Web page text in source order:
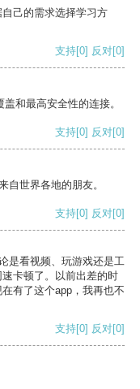
己的需求选择学习方
支持[0] 反对[0]
和最高安全性的连接。
支持[0] 反对[0]
自世界各地的朋友。
支持[0] 反对[0]
是看视频、玩游戏还是工
卡顿了。以前出差的时
有了这个app，我再也不
支持[0] 反对[0]